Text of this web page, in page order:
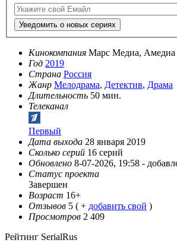
Уведомить о новых сериях
Кинокомпания Марс Медиа,
Год 2019
Страна Россия
Жанр Мелодрама, Детектив, Драма
Длительность 50 мин.
Телеканал
Первый
Дата выхода 28 января 2019
Сколько серий 16 серий
Обновлено 8-07-2026, 19:58 -
Статус проекта
Завершен
Возраст 16+
Отзывов 5 ( + добавить свой )
Просмотров 2 409
Рейтинг SerialRus